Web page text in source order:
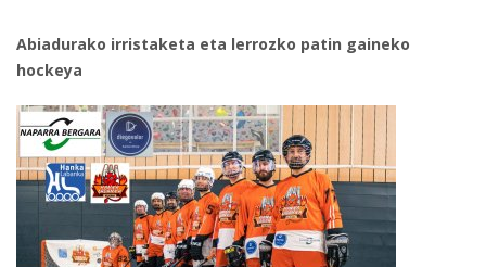
Abiadurako irristaketa eta lerrozko patin gaineko
hockeya